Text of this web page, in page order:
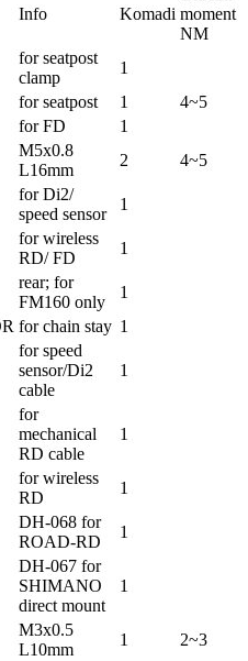
Info Komadi moment
NM
for seatpost
clamp
1
for seatpost 1
4~5
for FD
1
M5x0.8
L16mm
2 4~5
for Di2/
speed sensor
1
for wireless
RD/ FD
1
rear; for
FM160 only
1
for chain stay 1
for speed
sensor/Di2
cable
1
for
mechanical
RD cable
1
for wireless
RD
1
DH-068 for
ROAD-RD
1
DH-067 for
SHIMANO
direct mount
1
M3x0.5
L10mm
1 2~3